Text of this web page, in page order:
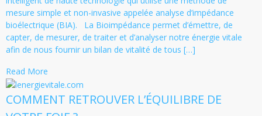
mesure simple et non-invasive appelée analyse d’impédance
bioélectrique (BIA). La Bioimpédance permet d’émettre, de
capter, de mesurer, de traiter et d’analyser notre énergie vitale
afin de nous fournir un bilan de vitalité de tous […]
Read More
COMMENT RETROUVER L’ÉQUILIBRE DE